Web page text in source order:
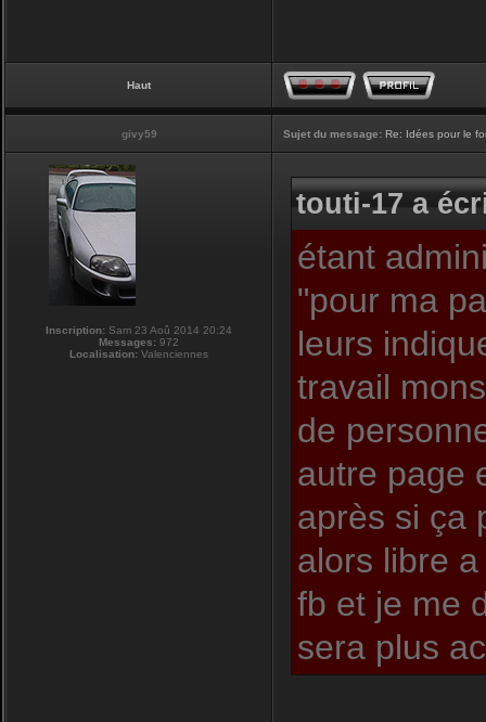
Haut
givy59 Sujet du message: Re: Idées pour le
Inscription: Sam 23 Aoû 2014 20:24
Messages: 972
Localisation: Valenciennes
touti-17 a
étant
"pour ma
leurs
travail
de
autre page
après si ça
alors libre
fb et je me
sera plus